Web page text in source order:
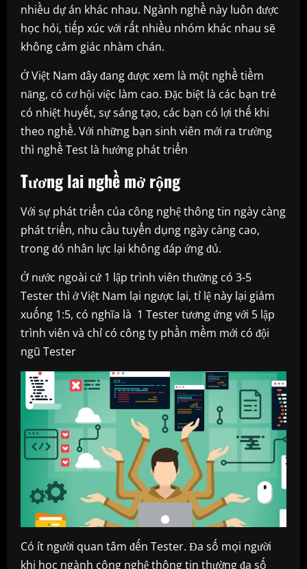
nhiều dự án khác nhau. Ngành nghề này luôn được
học hỏi, tiếp xúc với rất nhiều nhóm khác nhau sẽ
không cảm giác nhàm chán.
Ở Việt Nam đây đang được xem là một nghề tiềm
năng, có cơ hội việc làm cao. Đặc biệt là các bạn trẻ
có nhiệt huyết, sự sáng tạo, các bạn có lợi thế khi
theo nghề. Với những bạn sinh viên mới ra trường
thì nghề Test là hướng phát triển
Tương lai nghề mở rộng
Với sự phát triển của công nghệ thông tin ngày càng
phát triển, nhu cầu tuyển dụng ngày càng cao,
trong đó nhân lực lại không đáp ứng đủ.
Ở nước ngoài cứ 1 lập trình viên thường có 3-5
Tester thì ở Việt Nam lại ngược lại, tỉ lệ này lại giảm
xuống 1:5, có nghĩa là 1 Tester tương ứng với 5 lập
trình viên và chỉ có công ty phần mềm mới có đội
ngũ Tester
Có ít người quan tâm đến Tester. Đa số mọi người
khi học ngành công nghệ thông tin thường đa số